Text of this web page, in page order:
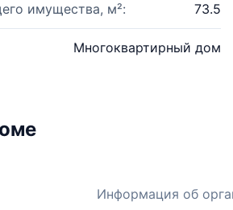
имущества, м²: 73.5
Многоквартирный дом
Информация об